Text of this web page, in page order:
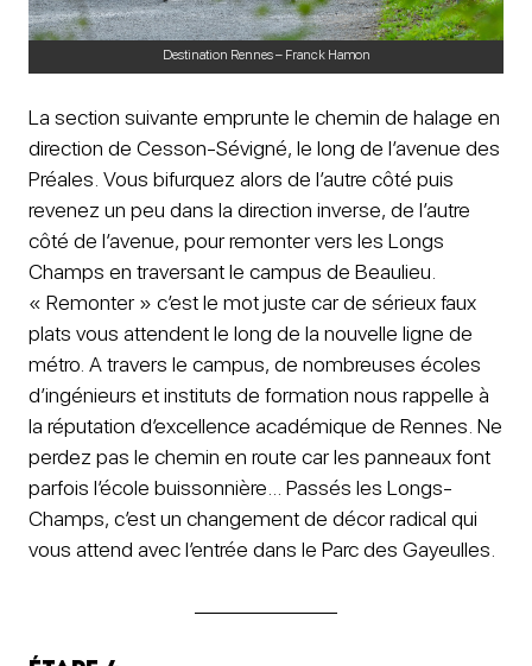
Destination Rennes – Franck Hamon
La section suivante emprunte le chemin de halage en
direction de Cesson-Sévigné, le long de l’avenue des
Préales. Vous bifurquez alors de l’autre côté puis
revenez un peu dans la direction inverse, de l’autre
côté de l’avenue, pour remonter vers les Longs
Champs en traversant le campus de Beaulieu.
« Remonter » c’est le mot juste car de sérieux faux
plats vous attendent le long de la nouvelle ligne de
métro. A travers le campus, de nombreuses écoles
d’ingénieurs et instituts de formation nous rappelle à
la réputation d’excellence académique de Rennes. Ne
perdez pas le chemin en route car les panneaux font
parfois l’école buissonnière… Passés les Longs-
Champs, c’est un changement de décor radical qui
vous attend avec l’entrée dans le Parc des Gayeulles.